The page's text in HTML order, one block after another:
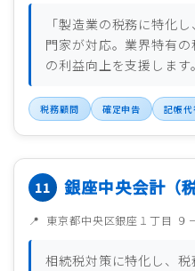
「製造業の税務に特化
門家が対応。業界特有
の利益向上を支援します
税務顧問 確定申告 記帳代
銀座中央会計（
東京都中央区銀座１丁目 ９
相続税対策に特化し、